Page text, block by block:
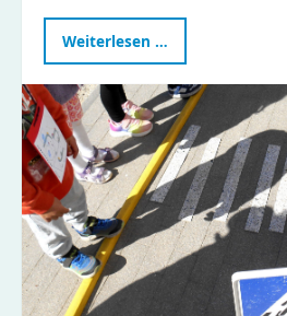
Weiterlesen …
im
Zeisigwald:
Familien
feiern
Muttertag
mit
Tiergeschichten
und
Bastelspaß